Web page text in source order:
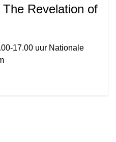
Revelation of
17.00 uur Nationale